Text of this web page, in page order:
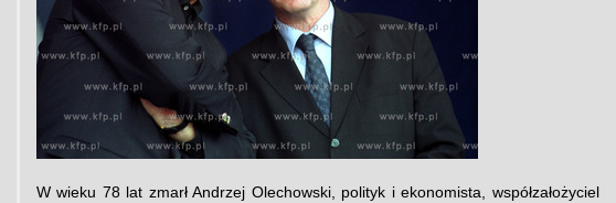
W wieku 78 lat zmarł Andrzej Olechowski, polityk i ekonomista, współzałożyciel